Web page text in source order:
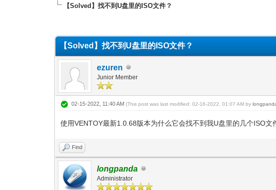
【Solved】找不到U盘里的ISO文件？
【Solved】找不到U盘里的ISO文件？
ezuren
Junior Member
02-15-2022, 11:40 AM(This post was last modified: 02-16-2022, 01:07 AM by
使用VENTOY最新1.0.68版本为什么它会找不到我U盘里的几个ISO文
Find
longpanda
Administrator